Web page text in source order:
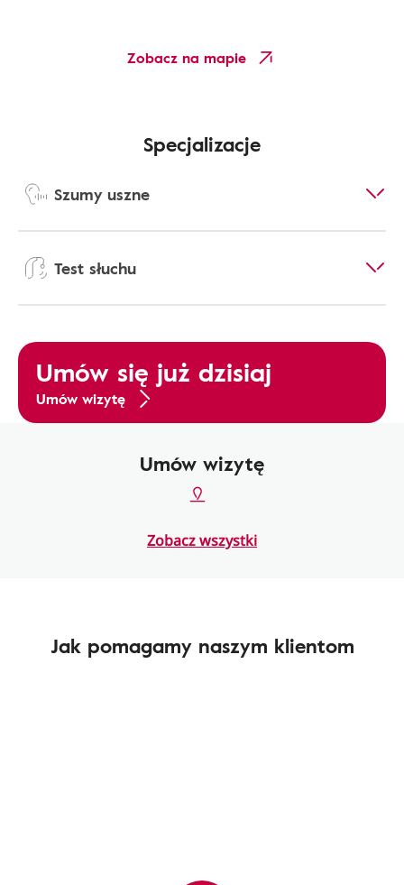
Zobacz na mapie
Specjalizacje
Szumy uszne
Test słuchu
Umów się już dzisiaj
Umów wizytę
Umów wizytę
Zobacz wszystki
Jak pomagamy naszym klientom